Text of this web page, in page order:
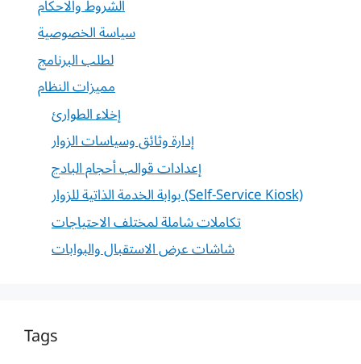
الشروط والاحكام
سياسة الخصوصية
لطلب البرنامج
مميزات النظام
إخلاء الطوارئ
إدارة وثائق وسياسات الزوار
إعدادات قوالب أحجام البادج
بوابة الخدمة الذاتية للزوار (Self-Service Kiosk)
تكاملات شاملة لمختلف الاحتياجات
شاشات عرض الاستقبال والبوابات
Tags